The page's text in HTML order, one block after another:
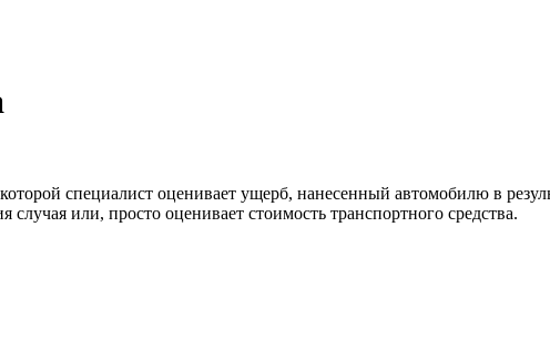
специалист оценивает ущерб, нанесенный автомобилю в
или, просто оценивает стоимость транспортного средства.